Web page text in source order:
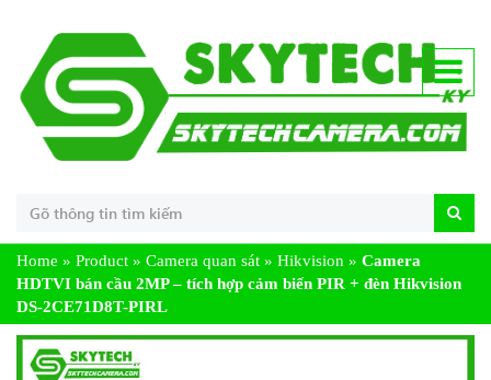
Home » Product » Camera quan sát » Hikvision » Camera
HDTVI bán cầu 2MP – tích hợp cảm biến PIR + đèn Hikvision
DS-2CE71D8T-PIRL